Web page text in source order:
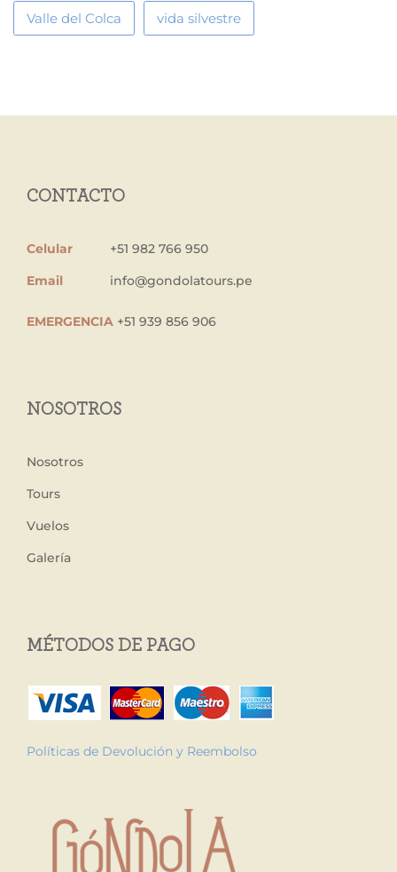
Valle del Colca vida silvestre
CONTACTO
Celular
+51 982 766 950
Email
info@gondolatours.pe
EMERGENCIA +51 939 856 906
NOSOTROS
Nosotros
Tours
Vuelos
Galería
MÉTODOS DE PAGO
Políticas de Devolución y Reembolso